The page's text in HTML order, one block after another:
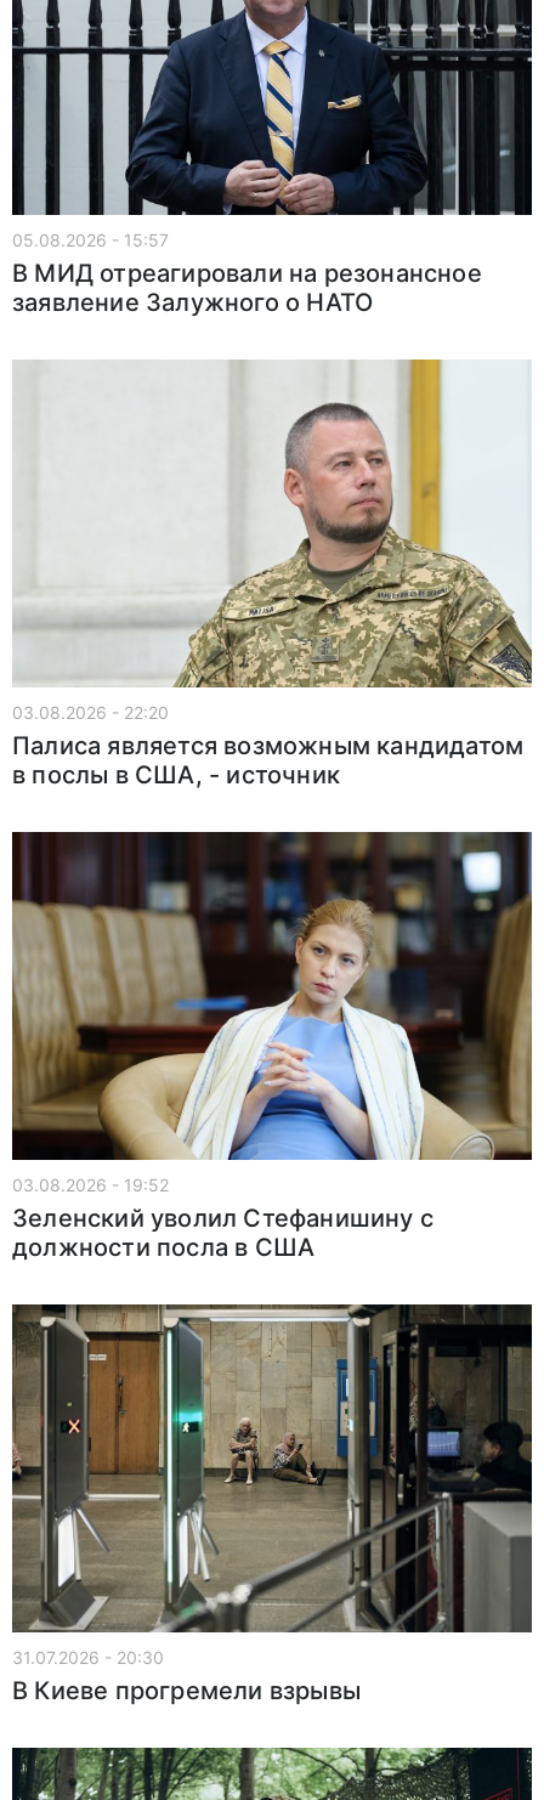
05.08.2026 - 15:57
В МИД отреагировали на резонансное
заявление Залужного о НАТО
03.08.2026 - 22:20
Палиса является возможным кандидатом
в послы в США, - источник
03.08.2026 - 19:52
Зеленский уволил Стефанишину с
должности посла в США
31.07.2026 - 20:30
В Киеве прогремели взрывы